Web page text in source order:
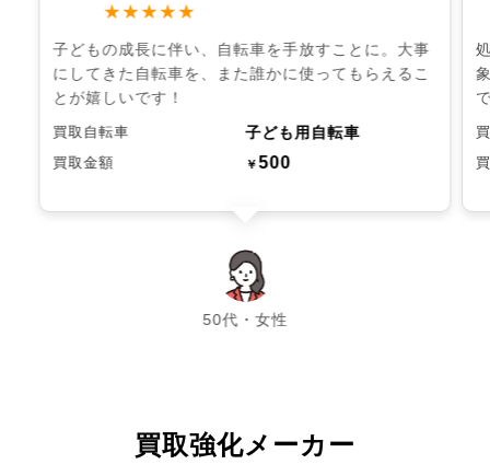
★★★★★
子どもの成長に伴い、自転車を手放すことに。大事
にしてきた自転車を、また誰かに使ってもらえるこ
とが嬉しいです！
買取自転車 子ども用自転車
買取金額 ￥500
50代・女性
chevron_left chevron_right
買取強化メーカー